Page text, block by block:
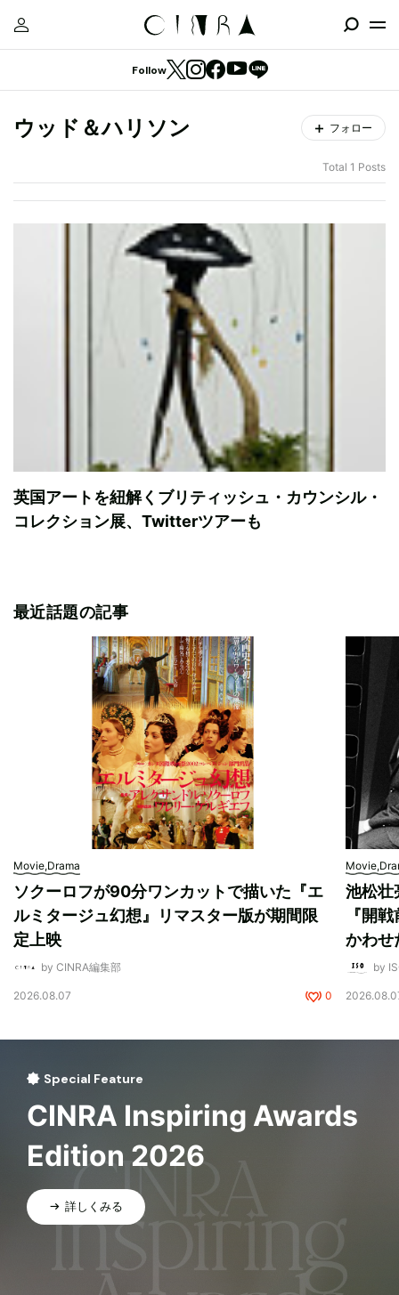
Follow
ウッド＆ハリソン フォロー
Total 1 Posts
英国アートを紐解くブリティッシュ・カウンシル・
コレクション展、Twitterツアーも
最近話題の記事
Movie,Drama
ソクーロフが90分ワンカットで描いた『エ
ルミタージュ幻想』リマスター版が期間限
定上映
by CINRA編集部
2026.08.07 0
池松壮
『開
かわせ
by
Special Feature
CINRA Inspiring Awards
Edition 2026
詳しくみる